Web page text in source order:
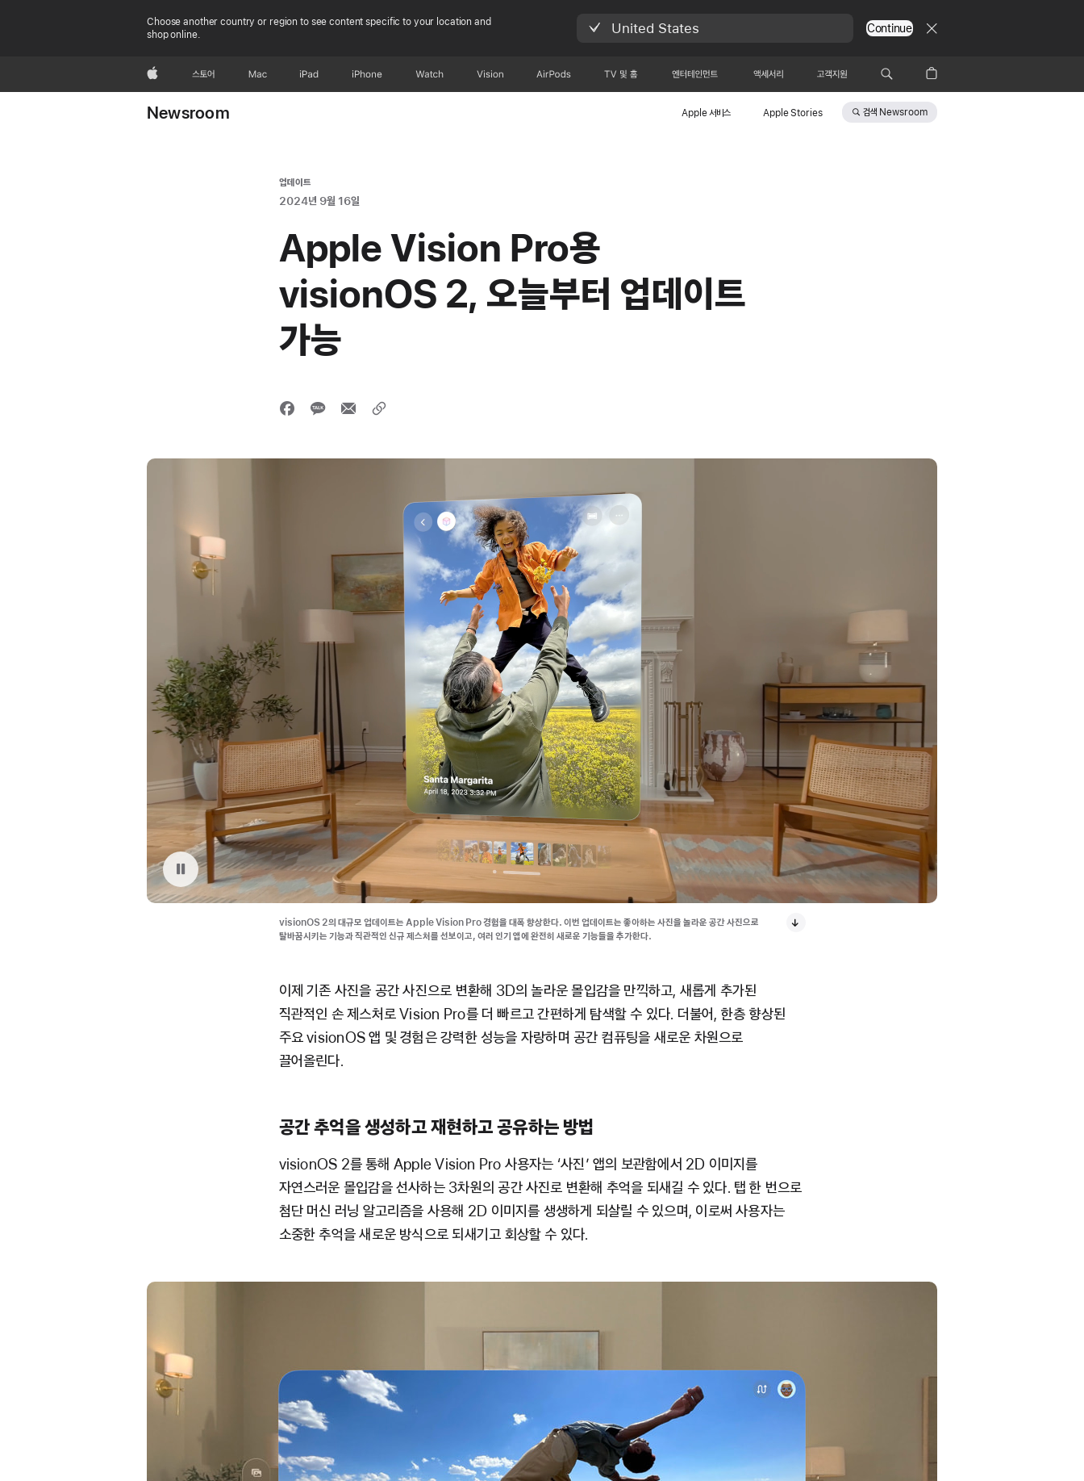
Choose another country or region to see content specific to your location and
shop online.
United States Continue
Apple스토어 Mac iPad iPhone Watch Vision AirPods TV 및 홈 엔터테인먼트 액세서리 고객지원
Newsroom Apple 서비스 Apple Stories 검색 Newsroom
업데이트
2024년 9월 16일
Apple Vision Pro용
visionOS 2, 오늘부터 업데이트
가능
비디오 다시보기:
visionOS 2의 대규모 업데이트는 Apple Vision Pro 경험을 대폭 향상한다. 이번 업데이트는 좋아하는 사진을 놀라운 공간 사진으로
탈바꿈시키는 기능과 직관적인 신규 제스처를 선보이고, 여러 인기 앱에 완전히 새로운 기능들을 추가한다.
이제 기존 사진을 공간 사진으로 변환해 3D의 놀라운 몰입감을 만끽하고, 새롭게 추가된
직관적인 손 제스처로 Vision Pro를 더 빠르고 간편하게 탐색할 수 있다. 더불어, 한층 향상된
주요 visionOS 앱 및 경험은 강력한 성능을 자랑하며 공간 컴퓨팅을 새로운 차원으로
끌어올린다.
공간 추억을 생성하고 재현하고 공유하는 방법
visionOS 2를 통해 Apple Vision Pro 사용자는 ‘사진’ 앱의 보관함에서 2D 이미지를
자연스러운 몰입감을 선사하는 3차원의 공간 사진로 변환해 추억을 되새길 수 있다. 탭 한 번으로
첨단 머신 러닝 알고리즘을 사용해 2D 이미지를 생생하게 되살릴 수 있으며, 이로써 사용자는
소중한 추억을 새로운 방식으로 되새기고 회상할 수 있다.